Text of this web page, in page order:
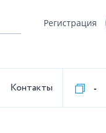
Регистрация
Контакты -